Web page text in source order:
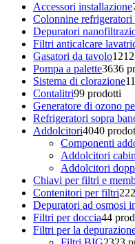
Accessori installazione
Colonnine refrigeratori
Depuratori
Filtri anticalcare
Gasatori da tavolo12
Pompa a palette3636
Sistema di clorazione1
Contalitri99 prodotti
Generatore di ozono
Refrigeratori sopra
Addolcitori4040
Componenti
Addolcitori
Addolcitori
Chiavi per filtri e
Contenitori per filtri22
Depuratori ad osmosi
Filtri per doccia44
Filtri per la